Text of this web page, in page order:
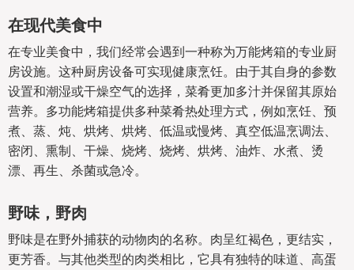
在现代美食中
在专业美食中，我们经常会遇到一种称为万能烤箱的专业厨
房设施。这种厨房设备可实现健康烹饪。由于其自身的参数
设置和潮湿或干燥空气的选择，菜肴更加多汁并保留其原始
营养。多功能烤箱提供多种菜肴热处理方式，例如烹饪、预
煮、蒸、炖、烘烤、烘烤、低温或慢烤、真空低温烹调法、
密闭、熏制、干燥、烧烤、烧烤、烘烤、油炸、水煮、烫
漂、再生、杀菌或急冷。
野味，野肉
野味是在野外捕获的动物肉的名称。肉呈红褐色，更结实，
更芳香。与其他类型的肉类相比，它具有独特的味道、高蛋